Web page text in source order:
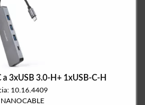
3xUSB 3.0-H+ 1xUSB-C-H
10.16.4409